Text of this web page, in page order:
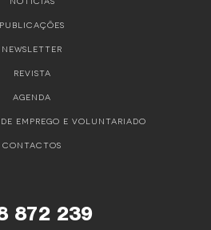
PUBLICAÇÕES
NEWSLETTER
REVISTA
AGENDA
EMPREGO E VOLUNTARIADO
CONTACTOS
872 239